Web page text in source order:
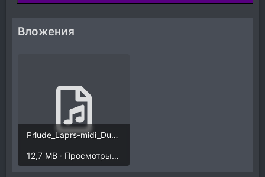
Вложения
Prlude_Laprs-midi_Dun_Faune_L._86_Claude_Debussy (online-audio-converter.com).mp3
12,7 MB · Просмотры: 3.209